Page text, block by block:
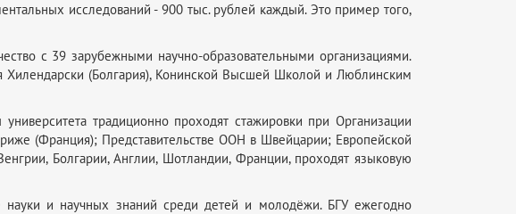
исследований - 900 тыс. рублей каждый. Это пример того,
с 39 зарубежными научно-образовательными организациями.
(Болгария), Конинской Высшей Школой и Люблинским
традиционно проходят стажировки при Организации
(Франция); Представительстве ООН в Швейцарии; Европейской
Болгарии, Англии, Шотландии, Франции, проходят языковую
науки и научных знаний среди детей и молодёжи. БГУ ежегодно